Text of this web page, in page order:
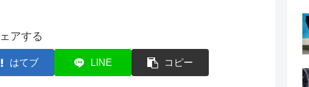
アする
はてブ LINE コピー